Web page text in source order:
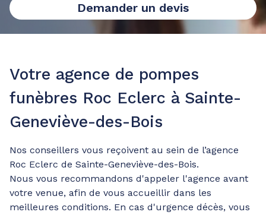
Demander un devis
Votre agence de pompes
funèbres Roc Eclerc à Sainte-
Geneviève-des-Bois
Nos conseillers vous reçoivent au sein de l’agence
Roc Eclerc de Sainte-Geneviève-des-Bois.
Nous vous recommandons d'appeler l'agence avant
votre venue, afin de vous accueillir dans les
meilleures conditions. En cas d'urgence décès, vous